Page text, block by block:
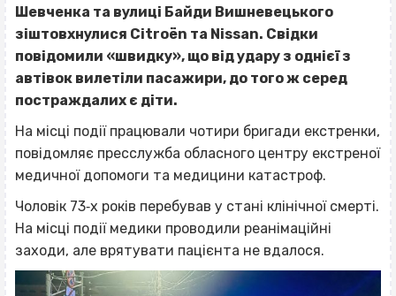
Шевченка та вулиці Байди Вишневецького
зіштовхнулися Citroën та Nissan. Свідки
повідомили «швидку», що від удару з однієї з
автівок вилетіли пасажири, до того ж серед
постраждалих є діти.
На місці події працювали чотири бригади екстренки,
повідомляє пресслужба обласного центру екстреної
медичної допомоги та медицини катастроф.
Чоловік 73‐х років перебував у стані клінічної смерті.
На місці події медики проводили реанімаційні
заходи, але врятувати пацієнта не вдалося.